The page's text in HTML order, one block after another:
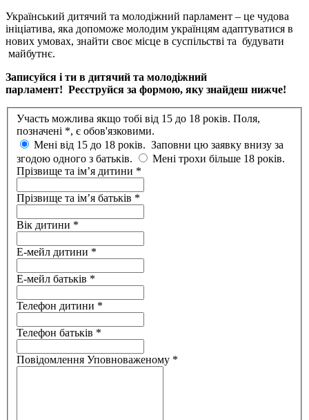
Український дитячий та молодіжний парламент – це чудова
ініціатива, яка допоможе молодим українцям адаптуватися в
нових умовах, знайти своє місце в суспільстві та будувати
майбутнє.
Записуйся і ти в дитячий та молодіжний
парламент! Реєструйся за формою, яку знайдеш нижче!
Участь можлива якщо тобі від 15 до 18 років. Поля,
позначені *, є обов'язковими.
Мені від 15 до 18 років. Заповни цю заявку внизу за
згодою одного з батьків.
Мені трохи більше 18 років.
Прізвище та ім’я дитини *
Прізвище та ім’я батьків *
Вік дитини *
Е-мейл дитини *
Е-мейл батьків *
Телефон дитини *
Телефон батьків *
Повідомлення Уповноваженому *